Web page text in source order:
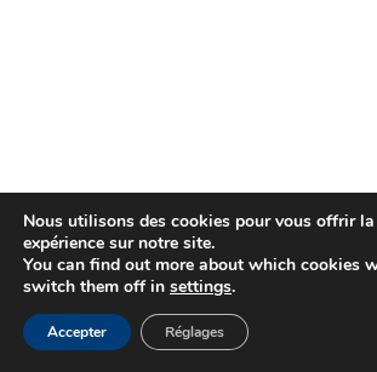
Nous utilisons des cookies pour vous offrir
expérience sur notre site.
You can find out more about which cookies
switch them off in settings.
Accepter Réglages